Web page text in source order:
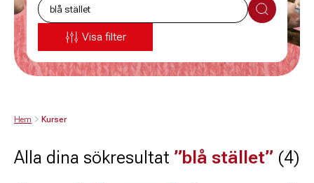
Sök
Visa filter
Hem Kurser
Alla dina sökresultat ”blå stället” (4)